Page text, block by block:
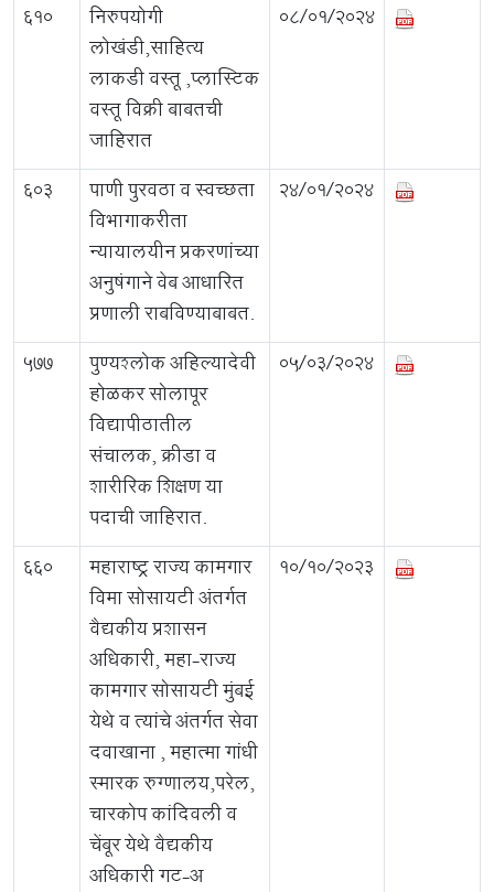
610
निरुपयोगी
लोखंडी,साहित्य
लाकडी वस्तू ,प्लास्टिक
वस्तू विक्री बाबतची
जाहिरात
08/01/2024
603
पाणी पुरवठा व स्वच्छता
विभागाकरीता
न्यायालयीन प्रकरणांच्या
अनुषंगाने वेब आधारित
प्रणाली राबविण्याबाबत.
24/01/2024
577
पुण्यश्लोक अहिल्यादेवी
होळकर सोलापूर
विद्यापीठातील
संचालक, क्रीडा व
शारीरिक शिक्षण या
पदाची जाहिरात.
05/03/2024
660
महाराष्ट्र राज्य कामगार
विमा सोसायटी अंतर्गत
वैद्यकीय प्रशासन
अधिकारी, महा-राज्य
कामगार सोसायटी मुंबई
येथे व त्यांचे अंतर्गत सेवा
दवाखाना , महात्मा गांधी
स्मारक रुग्णालय,परेल,
चारकोप कांदिवली व
चेंबूर येथे वैद्यकीय
अधिकारी गट-अ
10/10/2023